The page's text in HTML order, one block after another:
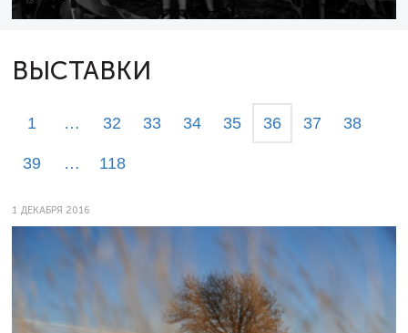
ВЫСТАВКИ
1 … 32 33 34 35 36 37 38
39 … 118
1 ДЕКАБРЯ 2016